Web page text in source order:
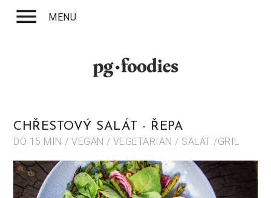
menu MENU
CHŘESTOVÝ SALÁT - ŘEPA
DO 15 MIN / VEGAN / VEGETARIAN / SALAT /GRIL